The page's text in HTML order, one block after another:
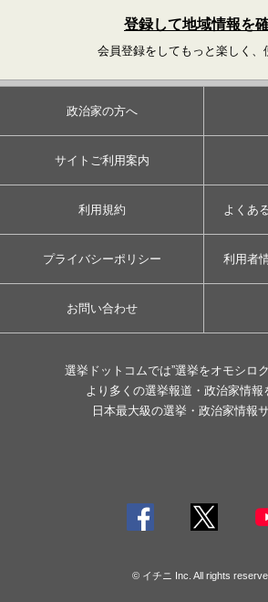
登録して地域情報を
会員登録をしてもっと楽しく、
政治家の方へ
サイトご利用案内
利用規約 よくあ
プライバシーポリシー 利用者
お問い合わせ
選挙ドットコムでは”選挙をオモシロク
より多くの選挙報道・政治家情報
日本最大級の選挙・政治家情報
© イチニ Inc. All rights